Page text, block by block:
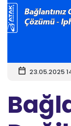
23.05.2025